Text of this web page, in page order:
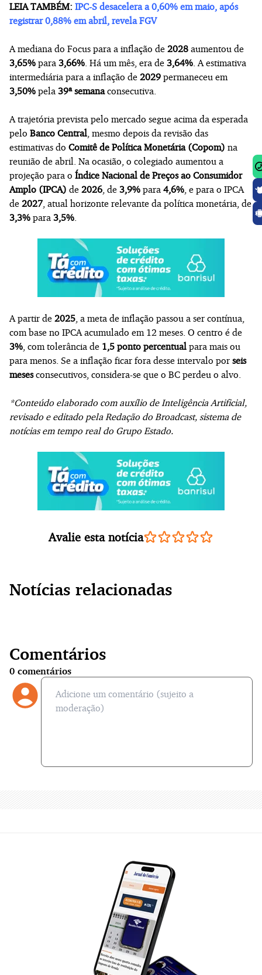
LEIA TAMBÉM: IPC-S desacelera a 0,60% em maio, após
registrar 0,88% em abril, revela FGV
A mediana do Focus para a inflação de 2028 aumentou de
3,65% para 3,66% . Há um mês, era de 3,64% . A estimativa
intermediária para a inflação de 2029 permaneceu em
3,50% pela 39ª semanaconsecutiva.
A trajetória prevista pelo mercado segue acima da esperada
pelo Banco Central , mesmo depois da revisão das
estimativas do Comitê de Política Monetária (Copom) na
reunião de abril. Na ocasião, o colegiado aumentou a
projeção para o Índice Nacional de Preços ao Consumidor
Amplo (IPCA) de 2026 , de 3,9% para 4,6% , e para o IPCA
de 2027, atual horizonte relevante da política monetária, de
3,3% para 3,5%
A partir de 2025 , a meta de inflação passou a ser contínua,
com base no IPCA acumulado em 12 meses. O centro é de
3% , com tolerância de 1,5 ponto percentual para mais ou
para menos. Se a inflação ficar fora desse intervalo por seis
mesesconsecutivos, considera-se que o BC perdeu o alvo.
*Conteúdo elaborado com auxílio de Inteligência Artificial,
revisado e editado pela Redação do Broadcast, sistema de
notícias em tempo real do Grupo Estado.
Avalie esta notícia
Notícias relacionadas
Comentários
0 comentários